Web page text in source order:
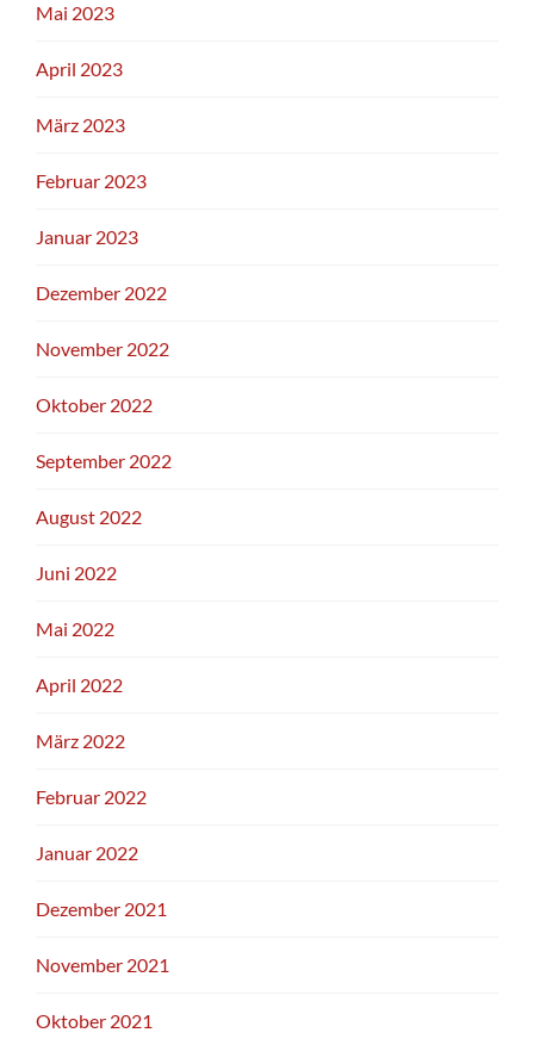
Mai 2023
April 2023
März 2023
Februar 2023
Januar 2023
Dezember 2022
November 2022
Oktober 2022
September 2022
August 2022
Juni 2022
Mai 2022
April 2022
März 2022
Februar 2022
Januar 2022
Dezember 2021
November 2021
Oktober 2021